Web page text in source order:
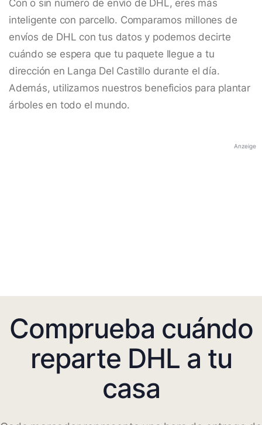
Con o sin número de envío de DHL, eres más
inteligente con parcello. Comparamos millones de
envíos de DHL con tus datos y podemos decirte
cuándo se espera que tu paquete llegue a tu
dirección en Langa Del Castillo durante el día.
Además, utilizamos nuestros beneficios para plantar
árboles en todo el mundo.
Anzeige
Comprueba cuándo
reparte DHL a tu
casa